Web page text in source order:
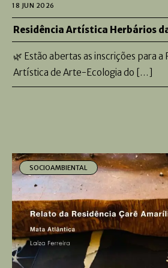
18 JUN 2026
Residência Artística Herbários
🌿 Estão abertas as inscrições para a
Artística de Arte-Ecologia do […]
SOCIOAMBIENTAL